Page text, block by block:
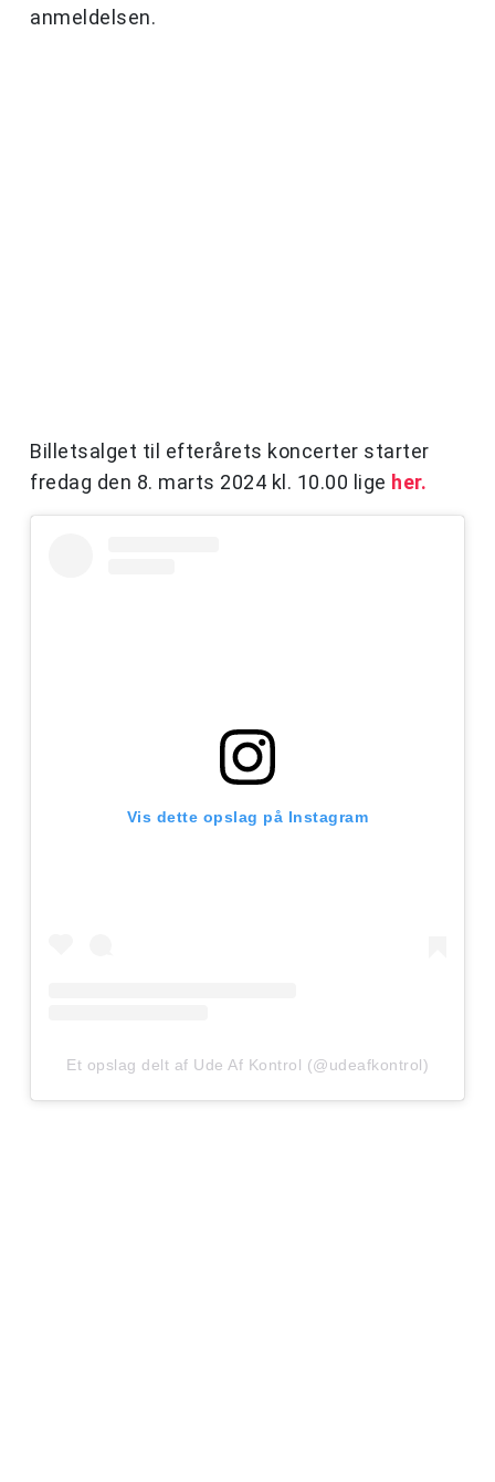
anmeldelsen.
Billetsalget til efterårets koncerter starter
fredag den 8. marts 2024 kl. 10.00 lige her.
Vis dette opslag på Instagram
Et opslag delt af Ude Af Kontrol (@udeafkontrol)